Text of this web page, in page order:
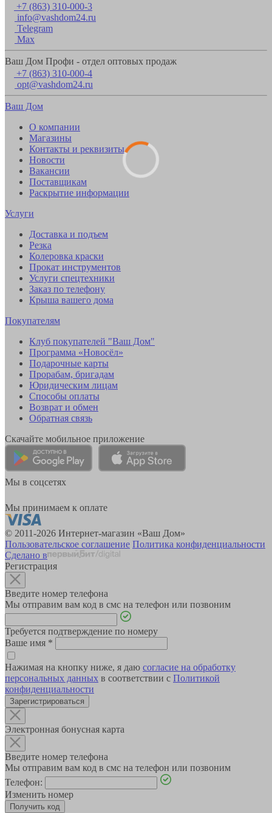
+7 (863) 310-000-3
info@vashdom24.ru
Telegram
Max
Ваш Дом Профи - отдел оптовых продаж
+7 (863) 310-000-4
opt@vashdom24.ru
Ваш Дом
О компании
Магазины
Контакты и реквизиты
Новости
Вакансии
Поставщикам
Раскрытие информации
Услуги
Доставка и подъем
Резка
Колеровка краски
Прокат инструментов
Услуги спецтехники
Заказ по телефону
Крыша вашего дома
Покупателям
Клуб покупателей "Ваш Дом"
Программа «Новосёл»
Подарочные карты
Прорабам, бригадам
Юридическим лицам
Способы оплаты
Возврат и обмен
Обратная связь
Скачайте мобильное приложение
Мы в соцсетях
Мы принимаем к оплате
© 2011-2026 Интернет-магазин «Ваш Дом»
Пользовательское соглашение Политика конфиденциальности
Сделано в
Регистрация
Введите номер телефона
Мы отправим вам код в смс на телефон или позвоним
Требуется подтверждение по номеру
Ваше имя *
Нажимая на кнопку ниже, я даю согласие на обработку
персональных данных в соответствии с Политикой
конфиденциальности
Зарегистрироваться
Электронная бонусная карта
Введите номер телефона
Мы отправим вам код в смс на телефон или позвоним
Телефон:
Изменить номер